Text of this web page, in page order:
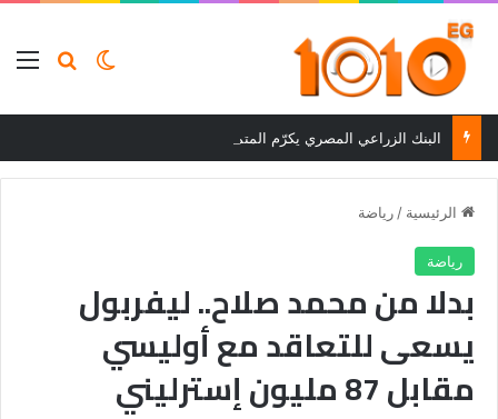
بحثالوضع
الرئيسية / رياضة
رياضة
بدلا من محمد صلاح.. ليفربول
يسعى للتعاقد مع أوليسي
مقابل 87 مليون إسترليني